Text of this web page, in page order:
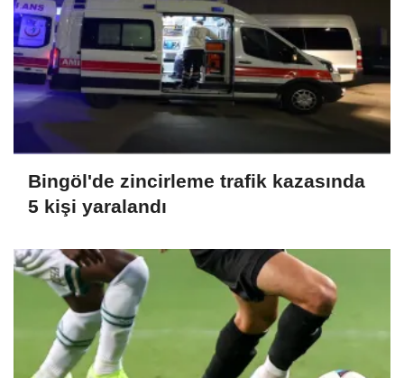
Bingöl'de zincirleme trafik kazasında
5 kişi yaralandı